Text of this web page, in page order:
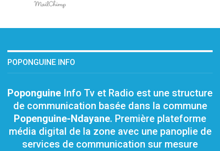
POPONGUINE INFO
Poponguine Info Tv et Radio est une structure
de communication basée dans la commune
Popenguine-Ndayane. Première plateforme
média digital de la zone avec une panoplie de
services de communication sur mesure